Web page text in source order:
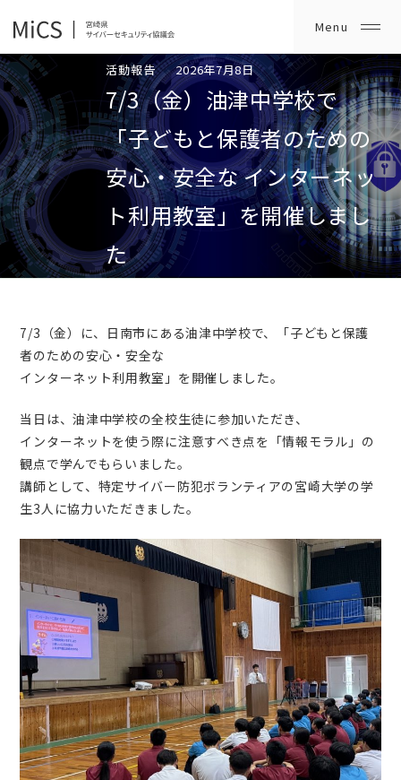
活動報告 2026年7月8日
7/3（金）油津中学校で
「子どもと保護者のための
安心・安全な インターネッ
ト利用教室」を開催しまし
た
7/3（金）に、日南市にある油津中学校で、「子どもと保護
者のための安心・安全な
インターネット利用教室」を開催しました。
当日は、油津中学校の全校生徒に参加いただき、
インターネットを使う際に注意すべき点を「情報モラル」の
観点で学んでもらいました。
講師として、特定サイバー防犯ボランティアの宮崎大学の学
生3人に協力いただきました。